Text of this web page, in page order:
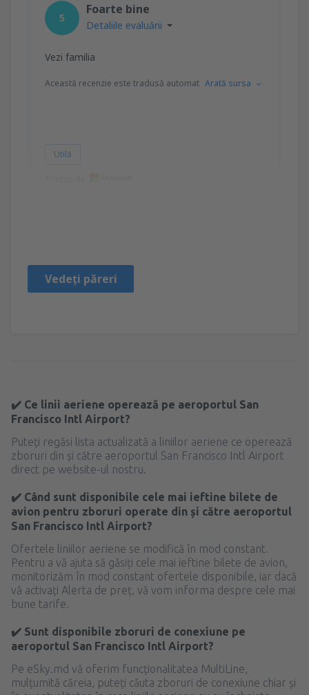
5
Foarte bine
Detaliile evaluării
Vezi familia
Această recenzie este tradusă automat Arată sursa
Utilă
Vedeți păreri
✔️ Ce linii aeriene operează pe aeroportul San
Francisco Intl Airport?
Puteți regăsi lista actualizată a liniilor aeriene ce operează
zboruri din și către aeroportul San Francisco Intl Airport
direct pe website-ul nostru.
✔️ Când sunt disponibile cele mai ieftine bilete de
avion pentru zboruri operate din și către aeroportul
San Francisco Intl Airport?
Ofertele liniilor aeriene se modifică în mod constant.
Pentru a vă ajuta să găsiți cele mai ieftine bilete de avion,
monitorizăm în mod constant ofertele disponibile, iar dacă
vă activați Alerta de preț, vă vom informa despre cele mai
bune tarife.
✔️ Sunt disponibile zboruri de conexiune pe
aeroportul San Francisco Intl Airport?
Pe eSky.md vă oferim funcționalitatea MultiLine,
mulțumită căreia, puteți căuta zboruri de conexiune chiar și